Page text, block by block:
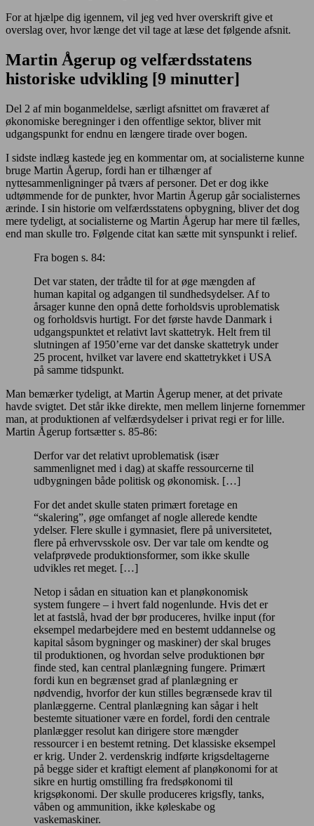
For at hjælpe dig igennem, vil jeg ved hver overskrift give et
overslag over, hvor længe det vil tage at læse det følgende afsnit.
Martin Ågerup og velfærdsstatens
historiske udvikling [9 minutter]
Del 2 af min boganmeldelse, særligt afsnittet om fraværet af
økonomiske beregninger i den offentlige sektor, bliver mit
udgangspunkt for endnu en længere tirade over bogen.
I sidste indlæg kastede jeg en kommentar om, at socialisterne kunne
bruge Martin Ågerup, fordi han er tilhænger af
nyttesammenligninger på tværs af personer. Det er dog ikke
udtømmende for de punkter, hvor Martin Ågerup går socialisternes
ærinde. I sin historie om velfærdsstatens opbygning, bliver det dog
mere tydeligt, at socialisterne og Martin Ågerup har mere til fælles,
end man skulle tro. Følgende citat kan sætte mit synspunkt i relief.
Fra bogen s. 84:
Det var staten, der trådte til for at øge mængden af
human kapital og adgangen til sundhedsydelser. Af to
årsager kunne den opnå dette forholdsvis uproblematisk
og forholdsvis hurtigt. For det første havde Danmark i
udgangspunktet et relativt lavt skattetryk. Helt frem til
slutningen af 1950’erne var det danske skattetryk under
25 procent, hvilket var lavere end skattetrykket i USA
på samme tidspunkt.
Man bemærker tydeligt, at Martin Ågerup mener, at det private
havde svigtet. Det står ikke direkte, men mellem linjerne fornemmer
man, at produktionen af velfærdsydelser i privat regi er for lille.
Martin Ågerup fortsætter s. 85-86:
Derfor var det relativt uproblematisk (især
sammenlignet med i dag) at skaffe ressourcerne til
udbygningen både politisk og økonomisk. […]
For det andet skulle staten primært foretage en
“skalering”, øge omfanget af nogle allerede kendte
ydelser. Flere skulle i gymnasiet, flere på universitetet,
flere på erhvervsskole osv. Der var tale om kendte og
velafprøvede produktionsformer, som ikke skulle
udvikles ret meget. […]
Netop i sådan en situation kan et planøkonomisk
system fungere – i hvert fald nogenlunde. Hvis det er
let at fastslå, hvad der bør produceres, hvilke input (for
eksempel medarbejdere med en bestemt uddannelse og
kapital såsom bygninger og maskiner) der skal bruges
til produktionen, og hvordan selve produktionen bør
finde sted, kan central planlægning fungere. Primært
fordi kun en begrænset grad af planlægning er
nødvendig, hvorfor der kun stilles begrænsede krav til
planlæggerne. Central planlægning kan sågar i helt
bestemte situationer være en fordel, fordi den centrale
planlægger resolut kan dirigere store mængder
ressourcer i en bestemt retning. Det klassiske eksempel
er krig. Under 2. verdenskrig indførte krigsdeltagerne
på begge sider et kraftigt element af planøkonomi for at
sikre en hurtig omstilling fra fredsøkonomi til
krigsøkonomi. Der skulle produceres krigsfly, tanks,
våben og ammunition, ikke køleskabe og
vaskemaskiner.